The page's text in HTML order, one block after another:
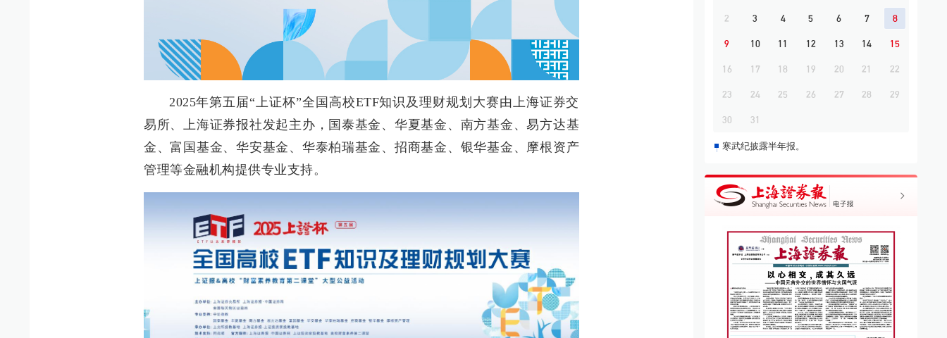
2025年第五届“上证杯”全国高校ETF知识及理财规划大赛由上海证券交
易所、上海证券报社发起主办，国泰基金、华夏基金、南方基金、易方达基
金、富国基金、华安基金、华泰柏瑞基金、招商基金、银华基金、摩根资产
管理等金融机构提供专业支持。
2 3 4 5 6 7 8
9 10 11 12 13 14 15
16 17 18 19 20 21 22
23 24 25 26 27 28 29
30 31
寒武纪披露半年报。